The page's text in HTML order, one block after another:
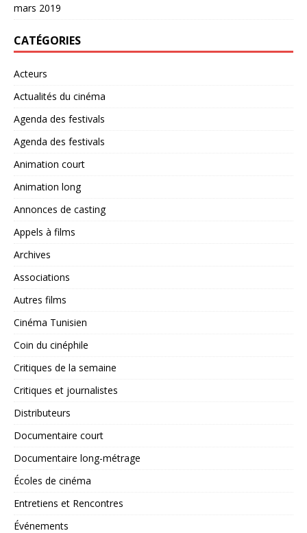
mars 2019
CATÉGORIES
Acteurs
Actualités du cinéma
Agenda des festivals
Agenda des festivals
Animation court
Animation long
Annonces de casting
Appels à films
Archives
Associations
Autres films
Cinéma Tunisien
Coin du cinéphile
Critiques de la semaine
Critiques et journalistes
Distributeurs
Documentaire court
Documentaire long-métrage
Écoles de cinéma
Entretiens et Rencontres
Événements